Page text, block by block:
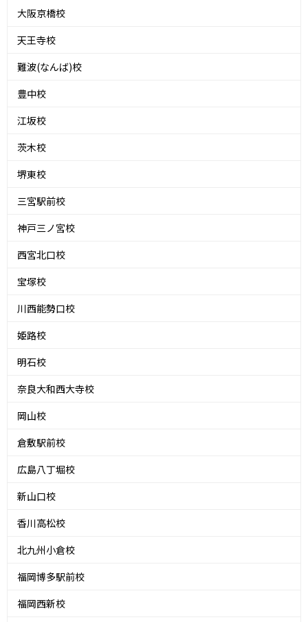
大阪京橋校
天王寺校
難波(なんば)校
豊中校
江坂校
茨木校
堺東校
三宮駅前校
神戸三ノ宮校
西宮北口校
宝塚校
川西能勢口校
姫路校
明石校
奈良大和西大寺校
岡山校
倉敷駅前校
広島八丁堀校
新山口校
香川高松校
北九州小倉校
福岡博多駅前校
福岡西新校